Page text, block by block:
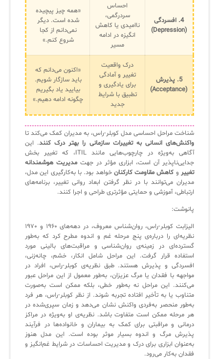
4. افسردگی
(Depression)
احساس
سردرگمی،
ناامیدی یا کاهش
انگیزه در ادامه
مسیر
«همه چیز پیچیده
شده است. دیگر
نمی‌دانم از کجا
شروع کنم.»
5. پذیرش
(Acceptance)
درک واقعیت
تغییر و آمادگی
برای یادگیری و
تطبیق با شرایط
جدید
«اکنون می‌دانم که
باید سازگار شویم.
بیایید یاد بگیریم
چگونه ادامه دهیم.»
شناخت مراحل احساسی مدل کوبلر-راس، به مدیران کمک می‌کند تا
واکنش‌های انسانی به تغییرات سازمانی را بهتر درک کنند. این
آگاهی به‌ویژه در چارچوب‌هایی مانند ITIL، که تغییر بخش
جدایی‌ناپذیر آن است، ابزاری مؤثر در جهت مدیریت هوشمندانه
تغییرو کاهش مقاومت کارکنان خواهد بود. با به‌کارگیری این مدل،
مدیران می‌توانند با در نظر گرفتن ابعاد روانی تغییر، برنامه‌های
ارتباطی، آموزشی و حمایتی مؤثرتری طراحی و اجرا کنند.
پانوشت:
الیزابت کوبلر-راس، روان‌شناس معروف، در دهه‌های ۱۹۶۰ و ۱۹۷۰
نظریه‌ای را درباره‌ی پنج مرحله غم و اندوه مطرح کرد که به‌طور
گسترده‌ای در زمینه‌ی روان‌شناسی و مراقبت‌های بالینی مورد
استفاده قرار گرفت. این مراحل شامل انکار، خشم، چانه‌زنی،
افسردگی و پذیرش هستند. طبق نظریه‌ی کوبلر-راس، افراد در
مواجهه با فقدان یا مرگ عزیزان، به‌طور معمول از این مراحل عبور
می‌کنند. این مراحل نه به‌طور خطی، بلکه ممکن است به‌صورت
متناوب یا به تأخیر افتاده تجربه شوند. از نظر کوبلر-راس، هر فرد
به‌طور منحصر به‌فردی واکنش نشان می‌دهد و زمان سپری‌شده در
هر مرحله ممکن است متفاوت باشد. نظریه‌ی او به‌ویژه در مراکز
درمانی و مراقبتی برای کمک به بیماران و خانواده‌ها در فرآیند
پذیرش مرگ و اندوه بسیار موثر بوده است. این مدل هنوز
به‌عنوان ابزاری برای درک و مدیریت احساسات در شرایط غم‌انگیز و
فقدان به‌کار می‌رود.